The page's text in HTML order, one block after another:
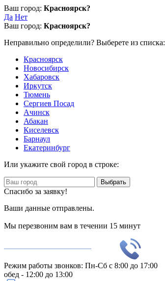
Ваш город: Красноярск?
Да Нет
Ваш город: Красноярск?
Неправильно определили? Выберете из списка:
Красноярск
Новосибирск
Хабаровск
Иркутск
Тюмень
Сергиев Посад
Ачинск
Абакан
Киселевск
Барнаул
Екатеринбург
Или укажите свой город в строке:
Выбрать
Спасибо за заявку!
Ваши данные отправлены.
Мы перезвоним вам в течении 15 минут
Режим работы звонков: Пн-Сб с 8:00 до 17:00
обед - 12:00 до 13:00